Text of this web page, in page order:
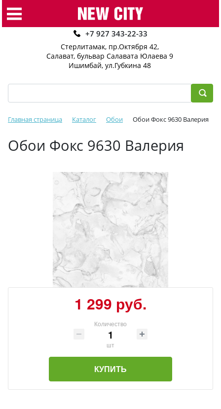
+7 927 343-22-33
Стерлитамак, пр.Октября 42,
Салават, бульвар Салавата Юлаева 9
Ишимбай, ул.Губкина 48
Главная страница Каталог Обои Обои Фокс 9630 Валерия
Обои Фокс 9630 Валерия
1 299 руб.
Количество
шт
КУПИТЬ